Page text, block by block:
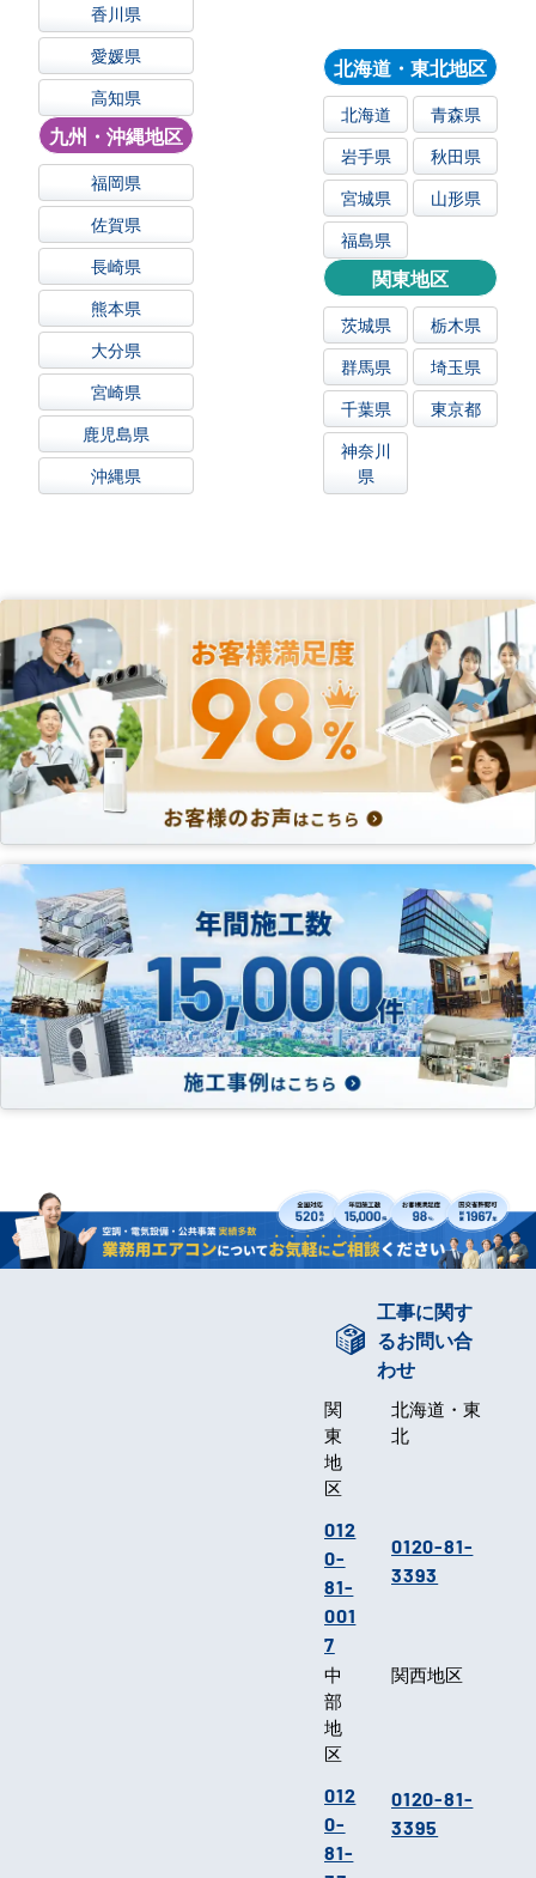
北海道・東北地区
北海道
青森県
岩手県
秋田県
宮城県
山形県
福島県
関東地区
茨城県
栃木県
群馬県
埼玉県
千葉県
東京都
神奈川
県
香川県
愛媛県
高知県
九州・沖縄地区
福岡県
佐賀県
長崎県
熊本県
大分県
宮崎県
鹿児島県
沖縄県
工事に関す
るお問い合
わせ
関
東
地
区
012
0-
81-
001
7
北海道・東
北
0120-81-
3393
中
部
地
区
012
0-
81-
関西地区
0120-81-
3395